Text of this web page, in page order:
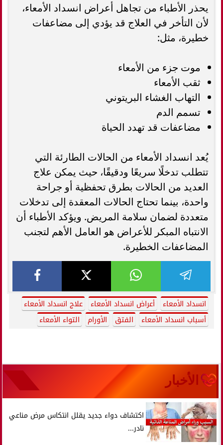
يحذر الأطباء من تجاهل أعراض انسداد الأمعاء،
لأن التأخر في العلاج قد يؤدي إلى مضاعفات
خطيرة، مثل:
موت جزء من الأمعاء
ثقب الأمعاء
التهاب الغشاء البريتوني
تسمم الدم
مضاعفات قد تهدد الحياة
يُعد انسداد الأمعاء من الحالات الطارئة التي
تتطلب تدخلًا سريعًا ودقيقًا، حيث يمكن علاج
العديد من الحالات بطرق تحفظية أو جراحة
واحدة، بينما تحتاج الحالات المعقدة إلى تدخلات
متعددة لضمان سلامة المريض. ويؤكد الأطباء أن
الانتباه المبكر للأعراض هو العامل الأهم لتجنب
المضاعفات الخطيرة.
انسداد الأمعاء أعراض انسداد الأمعاء
علاج انسداد الأمعاء
أسباب انسداد الأمعاء
الفتق الأورام التواء الأمعاء
الأخبار
اكتشاف دواء جديد يقلل انتكاس مرض مناعي
نادر...